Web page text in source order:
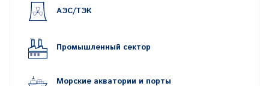
функциональным свойствам технических средств
Технических регламентов Таможенного Союза»
Технического регламента Таможенного союза
ТРТС 012/2011«О безопасности оборудования
АЭС/ТЭК
Промышленный сектор
Морские акватории и порты